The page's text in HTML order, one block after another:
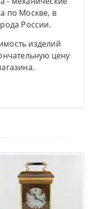
по Москве, в
России.
изделий
цену